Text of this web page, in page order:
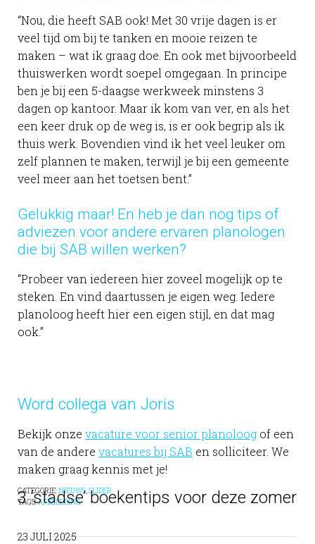
“Nou, die heeft SAB ook! Met 30 vrije dagen is er
veel tijd om bij te tanken en mooie reizen te
maken – wat ik graag doe. En ook met bijvoorbeeld
thuiswerken wordt soepel omgegaan. In principe
ben je bij een 5-daagse werkweek minstens 3
dagen op kantoor. Maar ik kom van ver, en als het
een keer druk op de weg is, is er ook begrip als ik
thuis werk. Bovendien vind ik het veel leuker om
zelf plannen te maken, terwijl je bij een gemeente
veel meer aan het toetsen bent.”
Gelukkig maar! En heb je dan nog tips of
adviezen voor andere ervaren planologen
die bij SAB willen werken?
“Probeer van iedereen hier zoveel mogelijk op te
steken. En vind daartussen je eigen weg. Iedere
planoloog heeft hier een eigen stijl, en dat mag
ook.”
Word collega van Joris
Bekijk onze vacature voor senior planoloog of een
van de andere vacatures bij SAB en solliciteer. We
maken graag kennis met je!
CATEGORIE:NIEUWS,SLIDER
TAGS:AFBEELDING
3 ‘stadse’ boekentips voor deze zomer
23 JULI 2025